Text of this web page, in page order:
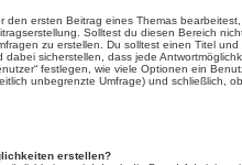
ersten Beitrag eines Themas
Solltest du diesen Bereich
zu erstellen. Du solltest einen Titel
sicherstellen, dass jede
festlegen, wie viele Optionen ein
unbegrenzte Umfrage) und schließlich,
erstellen?